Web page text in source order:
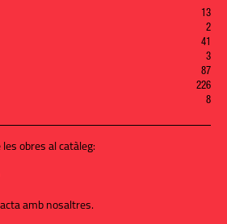
13
2
41
3
87
226
8
obres al catàleg:
amb nosaltres.